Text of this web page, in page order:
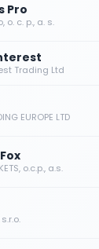
Pro
o. c. p., a. s.
Trading Ltd
EUROPE LTD
o.c.p., a.s.
čipů
fázi
Starlinku
a Verizonu
2026